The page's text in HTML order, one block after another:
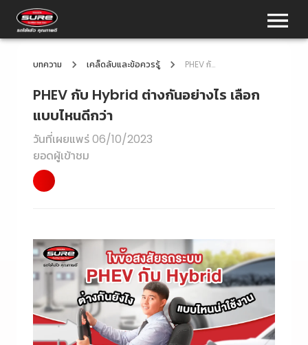
บทความ เคล็ดลับและข้อควรรู้ PHEV กับ Hybrid ต่างกันอย่างไร เลือกแบบไหนดีกว่า
PHEV กับ Hybrid ต่างกันอย่างไร เลือก
แบบไหนดีกว่า
วันที่เผยแพร่06/10/2023
ยอดผู้เข้าชม